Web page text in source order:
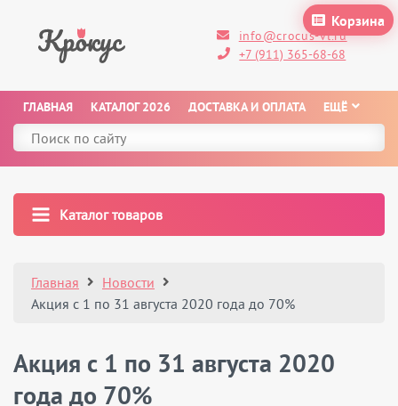
Корзина
info@crocus-vl.ru
+7 (911) 365-68-68
ГЛАВНАЯ КАТАЛОГ 2026 ДОСТАВКА И ОПЛАТА ЕЩЁ
Каталог товаров
Главная
Новости
Акция с 1 по 31 августа 2020 года до 70%
Акция с 1 по 31 августа 2020
года до 70%